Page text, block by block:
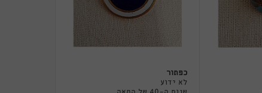
כפתור
לא ידוע